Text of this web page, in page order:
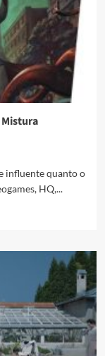
influente quanto o
HQ,...